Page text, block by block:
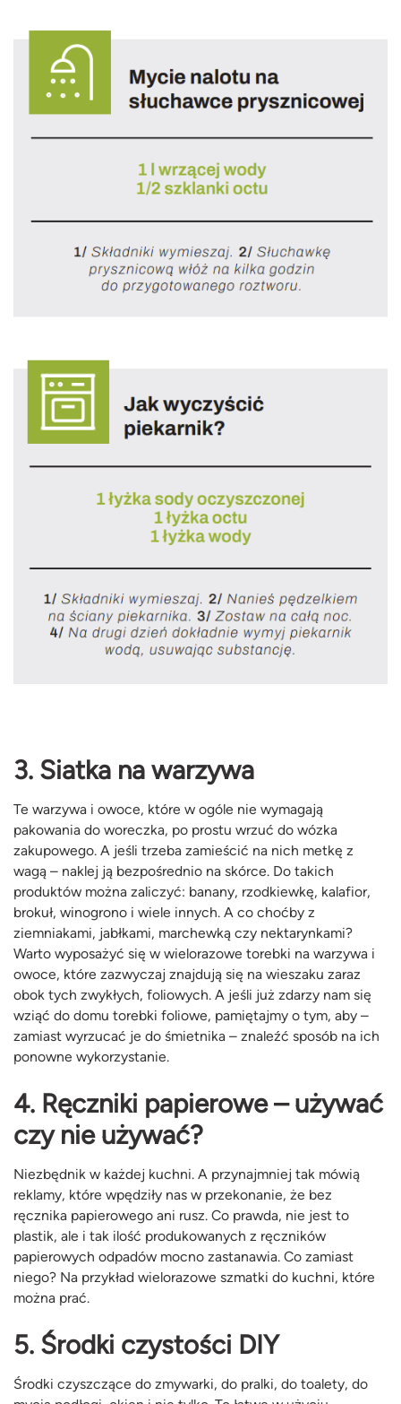
3. Siatka na warzywa
Te warzywa i owoce, które w ogóle nie wymagają
pakowania do woreczka, po prostu wrzuć do wózka
zakupowego. A jeśli trzeba zamieścić na nich metkę z
wagą – naklej ją bezpośrednio na skórce. Do takich
produktów można zaliczyć: banany, rzodkiewkę, kalafior,
brokuł, winogrono i wiele innych. A co choćby z
ziemniakami, jabłkami, marchewką czy nektarynkami?
Warto wyposażyć się w wielorazowe torebki na warzywa i
owoce, które zazwyczaj znajdują się na wieszaku zaraz
obok tych zwykłych, foliowych. A jeśli już zdarzy nam się
wziąć do domu torebki foliowe, pamiętajmy o tym, aby –
zamiast wyrzucać je do śmietnika – znaleźć sposób na ich
ponowne wykorzystanie.
4. Ręczniki papierowe – używać
czy nie używać?
Niezbędnik w każdej kuchni. A przynajmniej tak mówią
reklamy, które wpędziły nas w przekonanie, że bez
ręcznika papierowego ani rusz. Co prawda, nie jest to
plastik, ale i tak ilość produkowanych z ręczników
papierowych odpadów mocno zastanawia. Co zamiast
niego? Na przykład wielorazowe szmatki do kuchni, które
można prać.
5. Środki czystości DIY
Środki czyszczące do zmywarki, do pralki, do toalety, do